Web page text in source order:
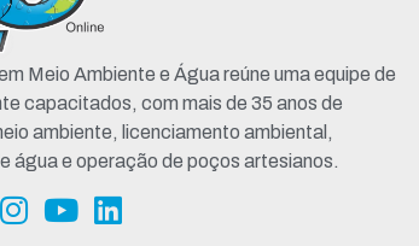
Meio Ambiente e Água reúne uma equipe de
capacitados, com mais de 35 anos de
ambiente, licenciamento ambiental,
água e operação de poços artesianos.